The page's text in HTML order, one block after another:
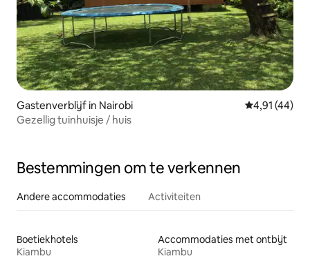
Gastenverblijf in Nairobi Gemiddelde
4,91 (44)
Gezellig tuinhuisje / huis
Bestemmingen om te verkennen
Andere accommodaties Activiteiten
Boetiekhotels
Kiambu
Accommodaties met ontbijt
Kiambu